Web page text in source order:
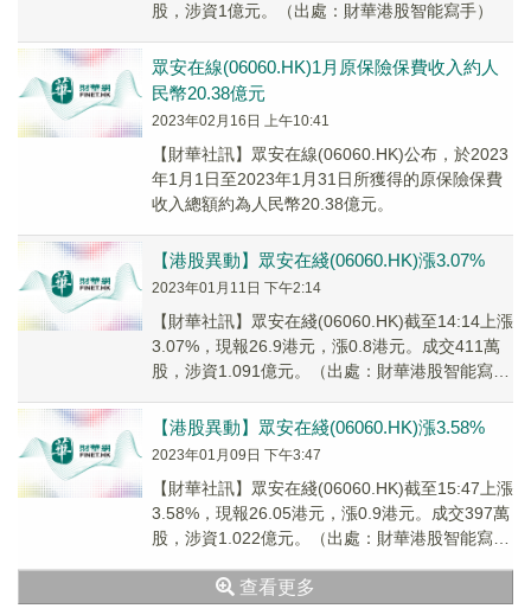
股，涉資1億元。（出處：財華港股智能寫手）
眾安在線(06060.HK)1月原保險保費收入約人
民幣20.38億元
2023年02月16日 上午10:41
【財華社訊】眾安在線(06060.HK)公布，於2023
年1月1日至2023年1月31日所獲得的原保險保費
收入總額約為人民幣20.38億元。
【港股異動】眾安在綫(06060.HK)漲3.07%
2023年01月11日 下午2:14
【財華社訊】眾安在綫(06060.HK)截至14:14上漲
3.07%，現報26.9港元，漲0.8港元。成交411萬
股，涉資1.091億元。（出處：財華港股智能寫
【港股異動】眾安在綫(06060.HK)漲3.58%
2023年01月09日 下午3:47
【財華社訊】眾安在綫(06060.HK)截至15:47上漲
3.58%，現報26.05港元，漲0.9港元。成交397萬
股，涉資1.022億元。（出處：財華港股智能寫
查看更多